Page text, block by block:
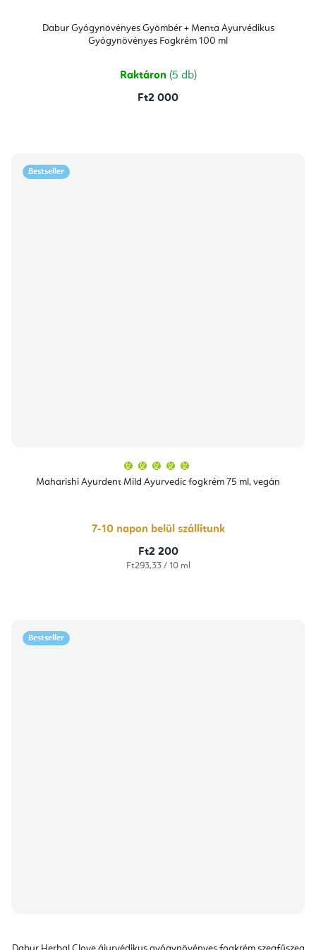
Dabur Gyógynövényes Gyömbér + Menta Ayurvédikus
Gyógynövényes Fogkrém 100 ml
Raktáron (5 db)
Ft2 000
Bestseller
Maharishi Ayurdent Mild Ayurvedic fogkrém 75 ml, vegán
átlagos
értékelése
csillag.
7-10 napon belül szállítunk
Ft2 200
Egységár:
Ft293,33 / 10 ml
Bestseller